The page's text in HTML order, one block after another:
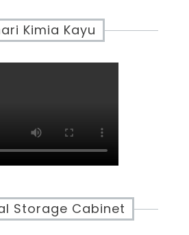
Kimia Kayu
Storage Cabinet